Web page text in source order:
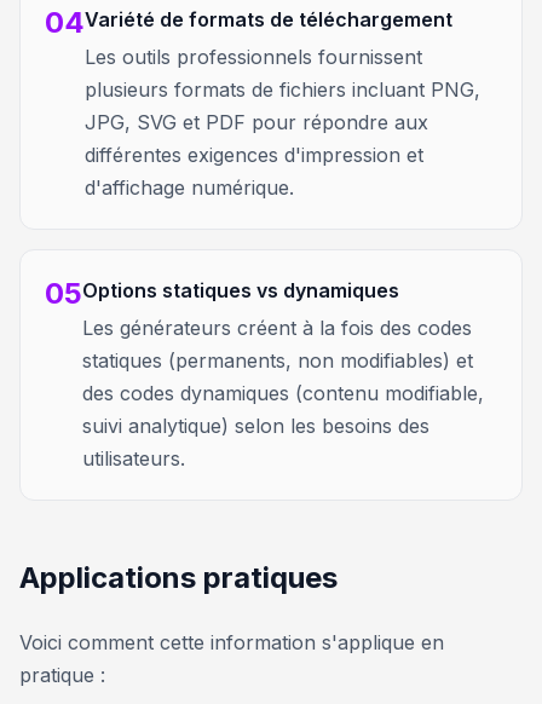
04Variété de formats de téléchargement
Les outils professionnels fournissent
plusieurs formats de fichiers incluant PNG,
JPG, SVG et PDF pour répondre aux
différentes exigences d'impression et
d'affichage numérique.
05Options statiques vs dynamiques
Les générateurs créent à la fois des codes
statiques (permanents, non modifiables) et
des codes dynamiques (contenu modifiable,
suivi analytique) selon les besoins des
utilisateurs.
Applications pratiques
Voici comment cette information s'applique en
pratique :